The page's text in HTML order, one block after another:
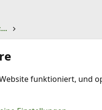
Schädlinge, Krankheiten, Pflanzenschutz
funktioniert, und